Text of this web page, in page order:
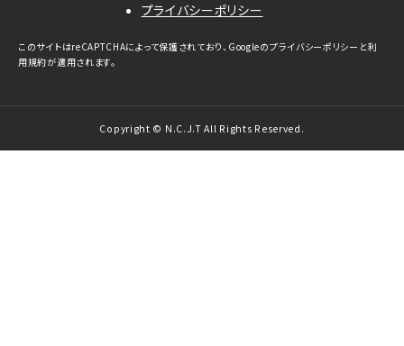
プライバシーポリシー
Copyright © N.C.J.T All Rights Reserved.
このサイトはreCAPTCHAによって保護されており、Googleのプライバシーポリシー と利
用規約が適用されます。